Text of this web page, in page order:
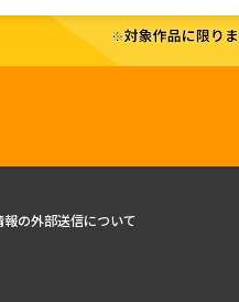
報の外部送信について